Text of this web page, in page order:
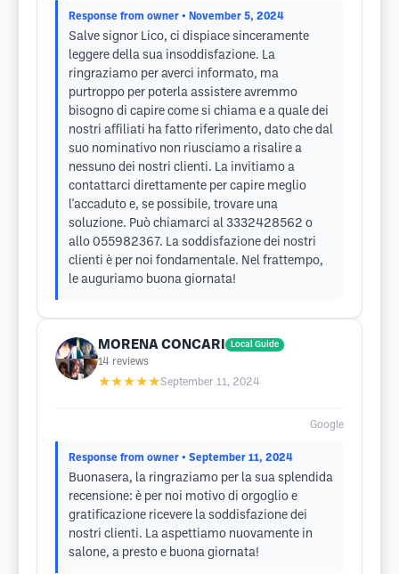
Response from owner • November 5, 2024
Salve signor Lico, ci dispiace sinceramente
leggere della sua insoddisfazione. La
ringraziamo per averci informato, ma
purtroppo per poterla assistere avremmo
bisogno di capire come si chiama e a quale dei
nostri affiliati ha fatto riferimento, dato che dal
suo nominativo non riusciamo a risalire a
nessuno dei nostri clienti. La invitiamo a
contattarci direttamente per capire meglio
l'accaduto e, se possibile, trovare una
soluzione. Può chiamarci al 3332428562 o
allo 055982367. La soddisfazione dei nostri
clienti è per noi fondamentale. Nel frattempo,
le auguriamo buona giornata!
MORENA CONCARI Local Guide
14 reviews
★★★★★September 11, 2024
Google
Response from owner • September 11, 2024
Buonasera, la ringraziamo per la sua splendida
recensione: è per noi motivo di orgoglio e
gratificazione ricevere la soddisfazione dei
nostri clienti. La aspettiamo nuovamente in
salone, a presto e buona giornata!